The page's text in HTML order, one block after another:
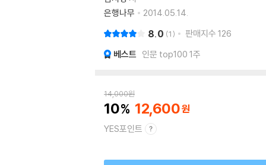
은행나무
2014.05.14.
8.0 1 판매지수 126
베스트 인문 top100 1주
14,000원
10 12,600
YES포인트